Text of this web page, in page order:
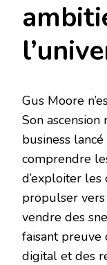
Gus Moore
Son
business
comprendre
d’exploiter
propulser vers
vendre des
faisant preuve
digital et des